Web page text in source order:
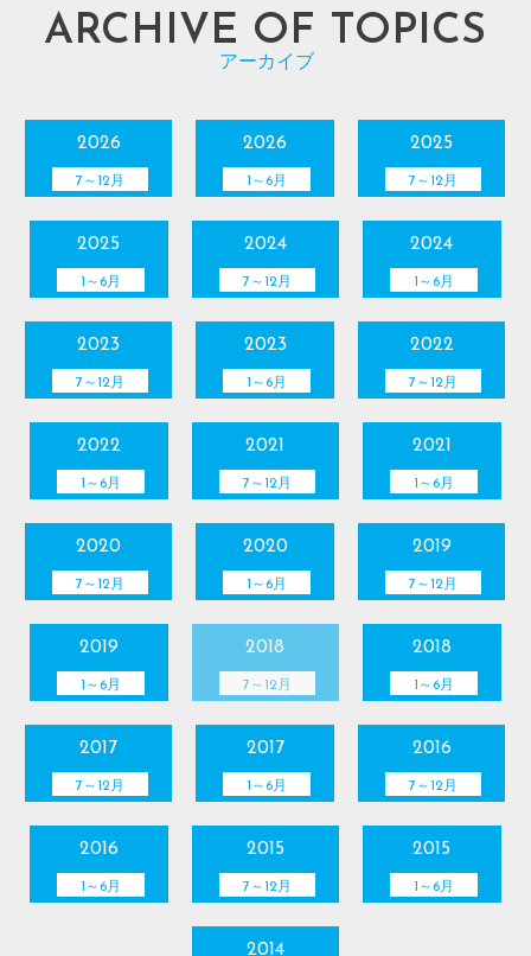
ARCHIVE OF TOPICS
アーカイブ
2026
7～12月
2026
1～6月
2025
7～12月
2025
1～6月
2024
7～12月
2024
1～6月
2023
7～12月
2023
1～6月
2022
7～12月
2022
1～6月
2021
7～12月
2021
1～6月
2020
7～12月
2020
1～6月
2019
7～12月
2019
1～6月
2018
7～12月
2018
1～6月
2017
7～12月
2017
1～6月
2016
7～12月
2016
1～6月
2015
7～12月
2015
1～6月
2014